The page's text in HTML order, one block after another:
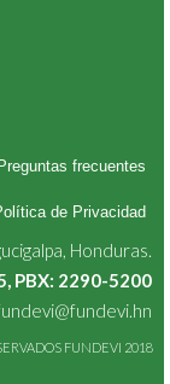
Preguntas frecuentes
de Privacidad
Honduras.
PBX: 2290-5200
FUNDEVI 2018